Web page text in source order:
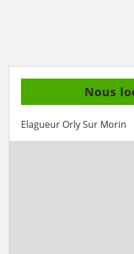
Nous
Elagueur Orly Sur Morin